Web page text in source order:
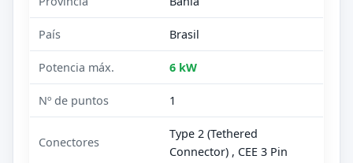
País Brasil
Potencia máx. 6 kW
Nº de puntos 1
Conectores
Type 2 (Tethered
Connector) , CEE 3 Pin